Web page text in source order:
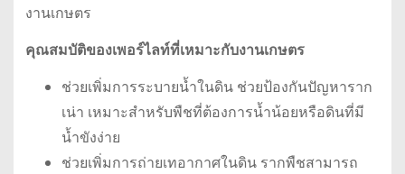
งานเกษตร
คุณสมบัติของเพอร์ไลท์ที่เหมาะกับงานเกษตร
ช่วยเพิ่มการระบายน้ำในดิน ช่วยป้องกันปัญหาราก
เน่า เหมาะสำหรับพืชที่ต้องการน้ำน้อยหรือดินที่มี
น้ำขังง่าย
ช่วยเพิ่มการถ่ายเทอากาศในดิน รากพืชสามารถ